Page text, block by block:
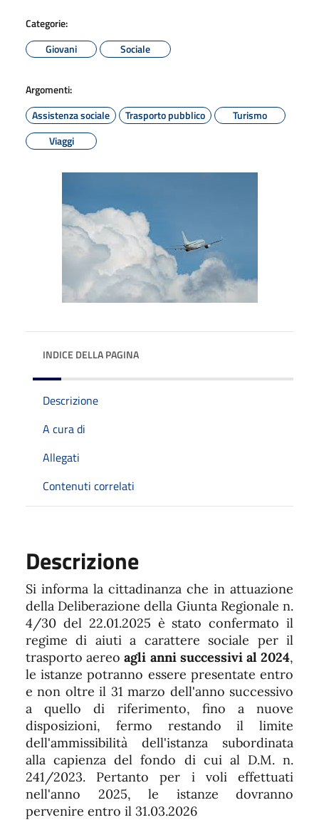
Categorie:
Giovani
Sociale
Argomenti:
Assistenza sociale
Trasporto pubblico
Turismo
Viaggi
INDICE DELLA PAGINA
Descrizione
A cura di
Allegati
Contenuti correlati
Descrizione
Si informa la cittadinanza che in attuazione
della Deliberazione della Giunta Regionale n.
4/30 del 22.01.2025 è stato confermato il
regime di aiuti a carattere sociale per il
trasporto aereoagli anni successivi al 2024,
le istanze potranno essere presentate entro
e non oltre il 31 marzo dell'anno successivo
a quello di riferimento, fino a nuove
disposizioni, fermo restando il limite
dell'ammissibilità dell'istanza subordinata
alla capienza del fondo di cui al D.M. n.
241/2023. Pertanto per i voli effettuati
nell'anno 2025, le istanze dovranno
pervenire entro il 31.03.2026